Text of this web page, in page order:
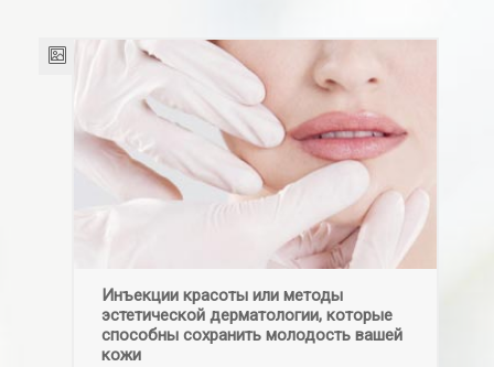
Инъекции красоты или методы
эстетической дерматологии, которые
способны сохранить молодость вашей
кожи